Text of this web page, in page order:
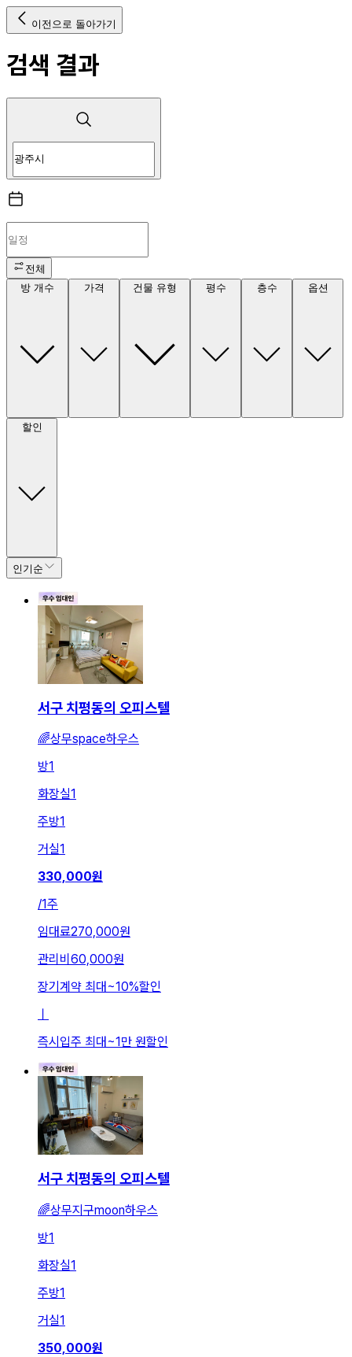
이전으로 돌아가기
검색 결과
전체
방 개수
가격 건물 유형 평수 층수 옵션
할인
인기순
서구 치평동의 오피스텔
🌈상무space하우스
방1
화장실1
주방1
거실1
330,000원
/1주
임대료270,000원
관리비 60,000원
장기계약 최대 ~10%할인
즉시입주 최대 ~1만 원할인
서구 치평동의 오피스텔
🌈상무지구moon하우스
방1
화장실1
주방1
거실1
350,000원